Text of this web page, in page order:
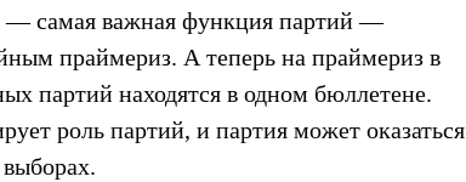
— самая важная функция партий —
праймериз. А теперь на праймериз в
партий находятся в одном бюллетене.
роль партий, и партия может оказаться